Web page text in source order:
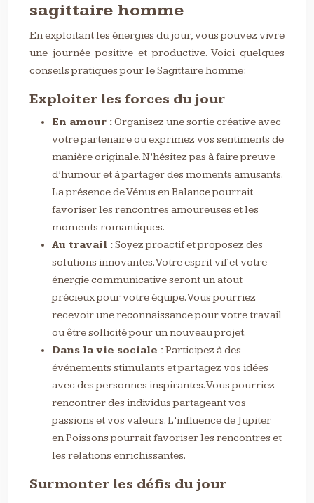
sagittaire homme
En exploitant les énergies du jour, vous pouvez vivre
une journée positive et productive. Voici quelques
conseils pratiques pour le Sagittaire homme:
Exploiter les forces du jour
En amour :Organisez une sortie créative avec
votre partenaire ou exprimez vos sentiments de
manière originale. N’hésitez pas à faire preuve
d’humour et à partager des moments amusants.
La présence de Vénus en Balance pourrait
favoriser les rencontres amoureuses et les
moments romantiques.
Au travail :Soyez proactif et proposez des
solutions innovantes. Votre esprit vif et votre
énergie communicative seront un atout
précieux pour votre équipe. Vous pourriez
recevoir une reconnaissance pour votre travail
ou être sollicité pour un nouveau projet.
Dans la vie sociale :Participez à des
événements stimulants et partagez vos idées
avec des personnes inspirantes. Vous pourriez
rencontrer des individus partageant vos
passions et vos valeurs. L’influence de Jupiter
en Poissons pourrait favoriser les rencontres et
les relations enrichissantes.
Surmonter les défis du jour